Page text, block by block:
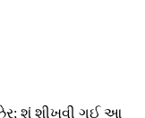
શું શીખવી ગઈ આ